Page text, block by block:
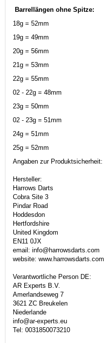
Barrellängen ohne Spitze:
18g = 52mm
19g = 49mm
20g = 56mm
21g = 53mm
22g = 55mm
02 - 22g = 48mm
23g = 50mm
02 - 23g = 51mm
24g = 51mm
25g = 52mm
Angaben zur Produktsicherheit:
Hersteller:
Harrows Darts
Cobra Site 3
Pindar Road
Hoddesdon
Hertfordshire
United Kingdom
EN11 0JX
email: info@harrowsdarts.com
website: www.harrowsdarts.com
Verantwortliche Person DE:
AR Experts B.V.
Amerlandseweg 7
3621 ZC Breukelen
Niederlande
info@ar-experts.eu
Tel: 0031850073210